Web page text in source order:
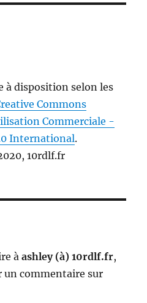
à disposition selon les
Commons
Commerciale -
International.
10rdlf.fr
àashley (à) 10rdlf.fr,
un commentaire sur